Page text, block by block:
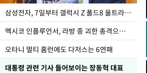
삼성전자, 7일부터 갤럭시 Z 폴드8 울트라·폴드8·플립8 출시
멕시코 인플루언서, 라방 중 괴한 총격으로 사망
오타니 멀티 홈런에도 다저스는 6연패
대통령 관련 기사 들어보이는 장동혁 대표